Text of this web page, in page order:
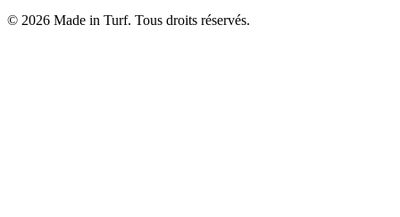
© 2026 Made in Turf. Tous droits réservés.